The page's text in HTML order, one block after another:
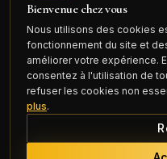
Connexion
Bienvenue chez vous
Nous utilisons des cookies
fonctionnement du site et
améliorer votre expérience.
consentez à l'utilisation de
refuser les cookies non
plus.